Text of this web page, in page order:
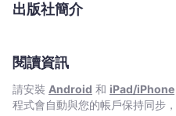
啟文 從害怕寫作變成天天寫作，從一名編劇變成了小說作者。在接
小說，因為筆下一字一句都能原
說系列廣受小讀者歡迎，長踞暢銷書榜。 繪畫﹕余遠
畫工作。著名作品有﹕《數碼暴
出版社簡介
閱讀資訊
請安裝 Android 和 iPad/iPhone
程式會自動與您的帳戶保持同步